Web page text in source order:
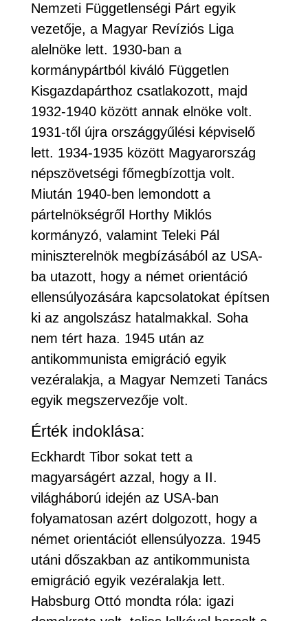
Nemzeti Függetlenségi Párt egyik
vezetője, a Magyar Revíziós Liga
alelnöke lett. 1930-ban a
kormánypártból kiváló Független
Kisgazdapárthoz csatlakozott, majd
1932-1940 között annak elnöke volt.
1931-től újra országgyűlési képviselő
lett. 1934-1935 között Magyarország
népszövetségi főmegbízottja volt.
Miután 1940-ben lemondott a
pártelnökségről Horthy Miklós
kormányzó, valamint Teleki Pál
miniszterelnök megbízásából az USA-
ba utazott, hogy a német orientáció
ellensúlyozására kapcsolatokat építsen
ki az angolszász hatalmakkal. Soha
nem tért haza. 1945 után az
antikommunista emigráció egyik
vezéralakja, a Magyar Nemzeti Tanács
egyik megszervezője volt.
Érték indoklása:
Eckhardt Tibor sokat tett a
magyarságért azzal, hogy a II.
világháború idején az USA-ban
folyamatosan azért dolgozott, hogy a
német orientációt ellensúlyozza. 1945
utáni dőszakban az antikommunista
emigráció egyik vezéralakja lett.
Habsburg Ottó mondta róla: igazi